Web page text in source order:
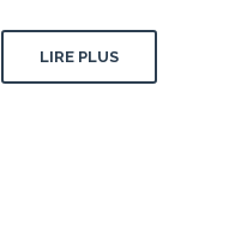
LIRE PLUS